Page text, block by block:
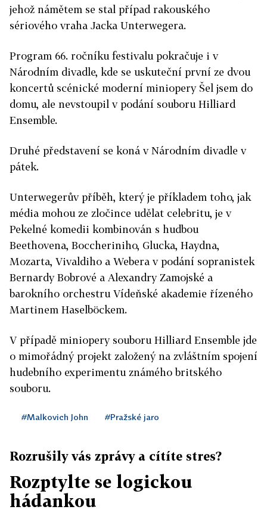
jehož námětem se stal případ rakouského
sériového vraha Jacka Unterwegera.
Program 66. ročníku festivalu pokračuje i v
Národním divadle, kde se uskuteční první ze dvou
koncertů scénické moderní miniopery Šel jsem do
domu, ale nevstoupil v podání souboru Hilliard
Ensemble.
Druhé představení se koná v Národním divadle v
pátek.
Unterwegerův příběh, který je příkladem toho, jak
média mohou ze zločince udělat celebritu, je v
Pekelné komedii kombinován s hudbou
Beethovena, Boccheriniho, Glucka, Haydna,
Mozarta, Vivaldiho a Webera v podání sopranistek
Bernardy Bobrové a Alexandry Zamojské a
barokního orchestru Vídeňské akademie řízeného
Martinem Haselböckem.
V případě miniopery souboru Hilliard Ensemble jde
o mimořádný projekt založený na zvláštním spojení
hudebního experimentu známého britského
souboru.
#Malkovich John #Pražské jaro
Rozrušily vás zprávy a cítíte stres?
Rozptylte se logickou
hádankou